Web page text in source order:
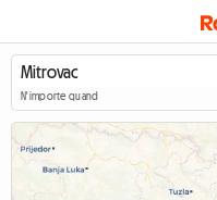
N'importe quand